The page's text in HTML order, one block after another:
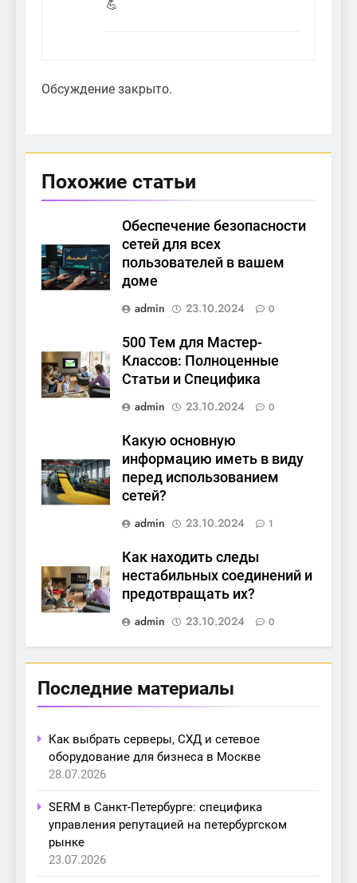
💪
Обсуждение закрыто.
Похожие статьи
Обеспечение безопасности
сетей для всех
пользователей в вашем
доме
admin
23.10.2024 0
500 Тем для Мастер-
Классов: Полноценные
Статьи и Специфика
admin
23.10.2024 0
Какую основную
информацию иметь в виду
перед использованием
сетей?
admin
23.10.2024 1
Как находить следы
нестабильных соединений и
предотвращать их?
admin
23.10.2024 0
Последние материалы
Как выбрать серверы, СХД и сетевое
оборудование для бизнеса в Москве
28.07.2026
SERM в Санкт-Петербурге: специфика
управления репутацией на петербургском
рынке
23.07.2026